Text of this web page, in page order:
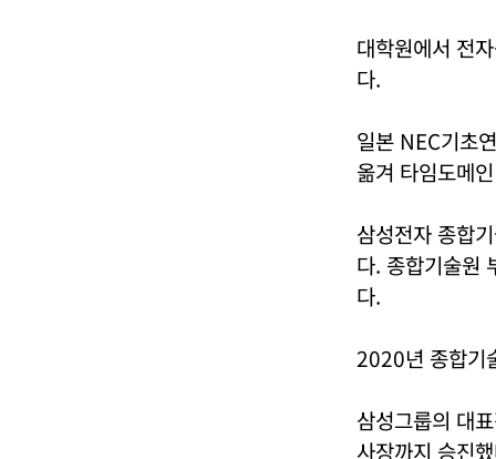
대학원에서 전
다.
일본 NEC기초
옮겨 타임도메
삼성전자 종합
다. 종합기술원
다.
2020년 종합기
삼성그룹의 대
사장까지 승진